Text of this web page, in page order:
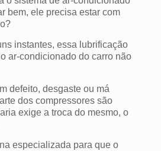
bem, ele precisa estar com
instantes, essa lubrificação
ar-condicionado do carro não
defeito, desgaste ou má
dos compressores são
exige a troca do mesmo, o
especializada para que o